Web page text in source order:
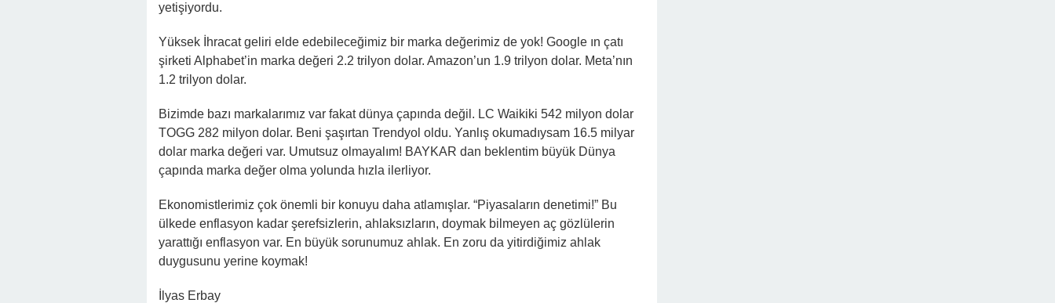
yetişiyordu.
Yüksek İhracat geliri elde edebileceğimiz bir marka değerimiz de yok! Google ın çatı
şirketi Alphabet’in marka değeri 2.2 trilyon dolar. Amazon’un 1.9 trilyon dolar. Meta’nın
1.2 trilyon dolar.
Bizimde bazı markalarımız var fakat dünya çapında değil. LC Waikiki 542 milyon dolar
TOGG 282 milyon dolar. Beni şaşırtan Trendyol oldu. Yanlış okumadıysam 16.5 milyar
dolar marka değeri var. Umutsuz olmayalım! BAYKAR dan beklentim büyük Dünya
çapında marka değer olma yolunda hızla ilerliyor.
Ekonomistlerimiz çok önemli bir konuyu daha atlamışlar. “Piyasaların denetimi!” Bu
ülkede enflasyon kadar şerefsizlerin, ahlaksızların, doymak bilmeyen aç gözlülerin
yarattığı enflasyon var. En büyük sorunumuz ahlak. En zoru da yitirdiğimiz ahlak
duygusunu yerine koymak!
İlyas Erbay